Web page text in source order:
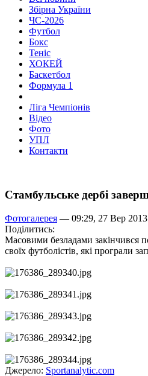
Збірна України
ЧС-2026
Футбол
Бокс
Теніс
ХОКЕЙ
Баскетбол
Формула 1
Ліга Чемпіонів
Відео
Фото
УПЛ
Контакти
Стамбульське дербі
Фотогалерея — 09:29, 27 Вер
Поділитись:
Масовими безладами закінчився
своїх футболістів, які програли
Джерело: Sportanalytic.com